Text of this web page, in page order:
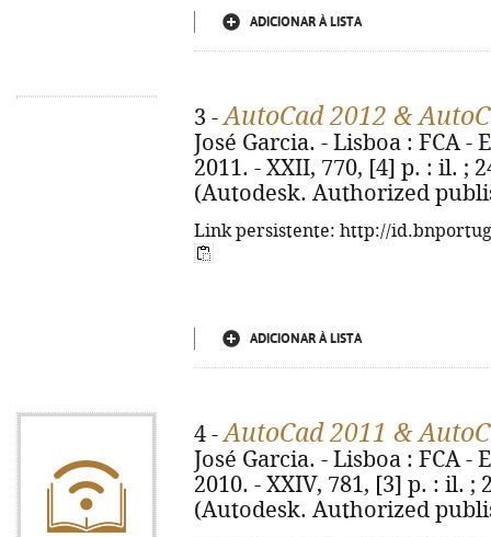
ADICIONAR À LISTA
3 -AutoCad 2012 &
José Garcia. - Lisboa : FCA
2011. - XXII, 770, [4] p. : il. ;
(Autodesk. Authorized
Link persistente: http://
ADICIONAR À LISTA
4 -AutoCad 2011 &
José Garcia. - Lisboa : FCA
2010. - XXIV, 781, [3] p. : il.
(Autodesk. Authorized